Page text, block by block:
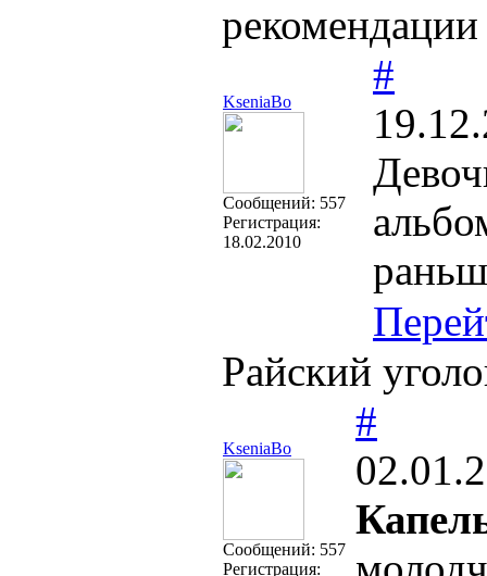
рекомендации
KseniaBo
Cообщений: 557
Регистрация:
18.02.2010
#
Райский
KseniaBo
Cообщений: 557
Регистрация:
#